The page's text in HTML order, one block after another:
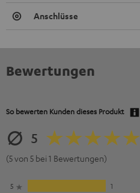
Anschlüsse
Bewertungen
So bewerten Kunden dieses Produkt
5
(5 von 5 bei 1 Bewertungen)
5
1